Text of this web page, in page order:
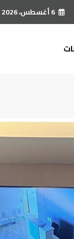
6 أغسطس، 2026